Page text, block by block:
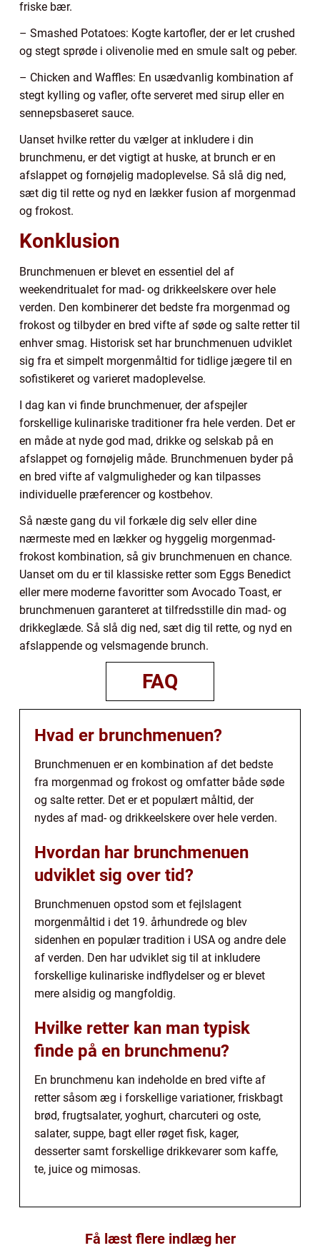
friske bær.
– Smashed Potatoes: Kogte kartofler, der er let crushed
og stegt sprøde i olivenolie med en smule salt og peber.
– Chicken and Waffles: En usædvanlig kombination af
stegt kylling og vafler, ofte serveret med sirup eller en
sennepsbaseret sauce.
Uanset hvilke retter du vælger at inkludere i din
brunchmenu, er det vigtigt at huske, at brunch er en
afslappet og fornøjelig madoplevelse. Så slå dig ned,
sæt dig til rette og nyd en lækker fusion af morgenmad
og frokost.
Konklusion
Brunchmenuen er blevet en essentiel del af
weekendritualet for mad- og drikkeelskere over hele
verden. Den kombinerer det bedste fra morgenmad og
frokost og tilbyder en bred vifte af søde og salte retter til
enhver smag. Historisk set har brunchmenuen udviklet
sig fra et simpelt morgenmåltid for tidlige jægere til en
sofistikeret og varieret madoplevelse.
I dag kan vi finde brunchmenuer, der afspejler
forskellige kulinariske traditioner fra hele verden. Det er
en måde at nyde god mad, drikke og selskab på en
afslappet og fornøjelig måde. Brunchmenuen byder på
en bred vifte af valgmuligheder og kan tilpasses
individuelle præferencer og kostbehov.
Så næste gang du vil forkæle dig selv eller dine
nærmeste med en lækker og hyggelig morgenmad-
frokost kombination, så giv brunchmenuen en chance.
Uanset om du er til klassiske retter som Eggs Benedict
eller mere moderne favoritter som Avocado Toast, er
brunchmenuen garanteret at tilfredsstille din mad- og
drikkeglæde. Så slå dig ned, sæt dig til rette, og nyd en
afslappende og velsmagende brunch.
FAQ
Hvad er brunchmenuen?
Brunchmenuen er en kombination af det bedste
fra morgenmad og frokost og omfatter både søde
og salte retter. Det er et populært måltid, der
nydes af mad- og drikkeelskere over hele verden.
Hvordan har brunchmenuen
udviklet sig over tid?
Brunchmenuen opstod som et fejlslagent
morgenmåltid i det 19. århundrede og blev
sidenhen en populær tradition i USA og andre dele
af verden. Den har udviklet sig til at inkludere
forskellige kulinariske indflydelser og er blevet
mere alsidig og mangfoldig.
Hvilke retter kan man typisk
finde på en brunchmenu?
En brunchmenu kan indeholde en bred vifte af
retter såsom æg i forskellige variationer, friskbagt
brød, frugtsalater, yoghurt, charcuteri og oste,
salater, suppe, bagt eller røget fisk, kager,
desserter samt forskellige drikkevarer som kaffe,
te, juice og mimosas.
Få læst flere indlæg her